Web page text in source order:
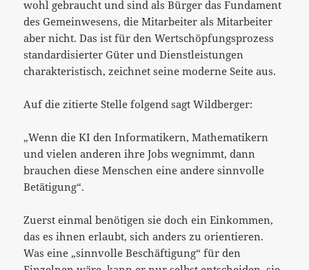
wohl gebraucht und sind als Bürger das Fundament
des Gemeinwesens, die Mitarbeiter als Mitarbeiter
aber nicht. Das ist für den Wertschöpfungsprozess
standardisierter Güter und Dienstleistungen
charakteristisch, zeichnet seine moderne Seite aus.
Auf die zitierte Stelle folgend sagt Wildberger:
„Wenn die KI den Informatikern, Mathematikern
und vielen anderen ihre Jobs wegnimmt, dann
brauchen diese Menschen eine andere sinnvolle
Betätigung“.
Zuerst einmal benötigen sie doch ein Einkommen,
das es ihnen erlaubt, sich anders zu orientieren.
Was eine „sinnvolle Beschäftigung“ für den